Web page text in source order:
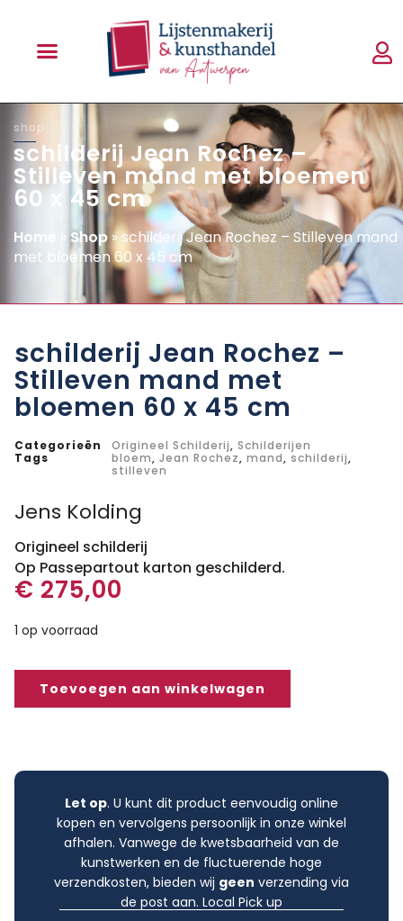
shop
schilderij Jean Rochez –
Stilleven mand met bloemen
60 x 45 cm
Home » Shop »schilderij Jean Rochez – Stilleven mand
met bloemen 60 x 45 cm
schilderij Jean Rochez –
Stilleven mand met
bloemen 60 x 45 cm
Categorieën Origineel Schilderij, Schilderijen
Tags
bloem, Jean Rochez, mand, schilderij,
stilleven
Jens Kolding
Origineel schilderij
Op Passepartout karton geschilderd.
€ 275,00
1 op voorraad
Toevoegen aan winkelwagen
Let op. U kunt dit product eenvoudig online
kopen en vervolgens persoonlijk in onze winkel
afhalen. Vanwege de kwetsbaarheid van de
kunstwerken en de fluctuerende hoge
verzendkosten, bieden wij geen verzending via
de post aan. Local Pick up